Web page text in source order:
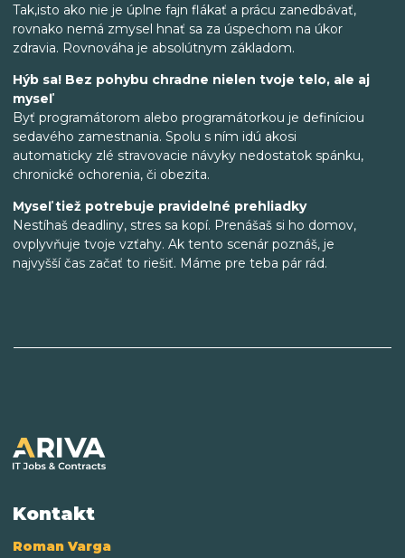
Tak,isto ako nie je úplne fajn flákať a prácu zanedbávať,
rovnako nemá zmysel hnať sa za úspechom na úkor
zdravia. Rovnováha je absolútnym základom.
Hýb sa! Bez pohybu chradne nielen tvoje telo, ale aj
myseľ
Byť programátorom alebo programátorkou je definíciou
sedavého zamestnania. Spolu s ním idú akosi
automaticky zlé stravovacie návyky nedostatok spánku,
chronické ochorenia, či obezita.
Myseľ tiež potrebuje pravidelné prehliadky
Nestíhaš deadliny, stres sa kopí. Prenášaš si ho domov,
ovplyvňuje tvoje vzťahy. Ak tento scenár poznáš, je
najvyšší čas začať to riešiť. Máme pre teba pár rád.
Kontakt
Roman Varga